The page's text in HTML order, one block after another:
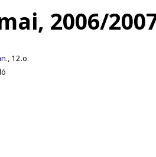
2006/
, 12.o.